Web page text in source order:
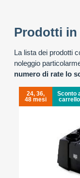
Prodotti in
La lista dei prodotti
noleggio
numero di rate lo
24, 36,
48 mesi
Sconto
carrello